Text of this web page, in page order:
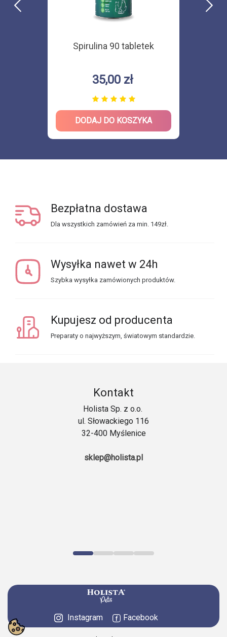
Spirulina 90 tabletek
35,00 zł
DODAJ DO KOSZYKA
Bezpłatna dostawa
Dla wszystkich zamówień za min. 149zł.
Wysyłka nawet w 24h
Szybka wysyłka zamówionych produktów.
Kupujesz od producenta
Preparaty o najwyższym, światowym standardzie.
Kontakt
Holista Sp. z o.o.
ul. Słowackiego 116
32-400 Myślenice
sklep@holista.pl
Instagram Facebook